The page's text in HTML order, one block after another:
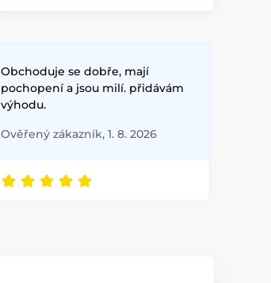
Obchoduje se dobře, mají
pochopení a jsou milí. přidávám
výhodu.
Ověřený zákazník, 1. 8. 2026